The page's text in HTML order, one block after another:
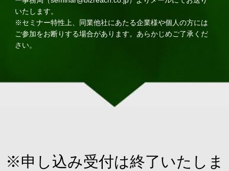
いたします。
※セミナー特性上、同業他社にあたる企業様や個人の方には
ご参加をお断りする場合があります。あらかじめご了承くだ
さい。
※申し込み受付は終了いたしま